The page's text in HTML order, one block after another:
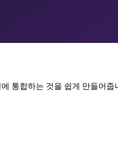
통합하는 것을 쉽게 만들어